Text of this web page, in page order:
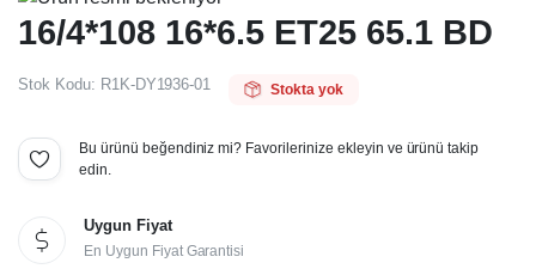
16/4*108 16*6.5 ET25 65.1 BD
Stok Kodu: R1K-DY1936-01 Stokta yok
Bu ürünü beğendiniz mi? Favorilerinize ekleyin ve ürünü takip
edin.
Uygun Fiyat
En Uygun Fiyat Garantisi